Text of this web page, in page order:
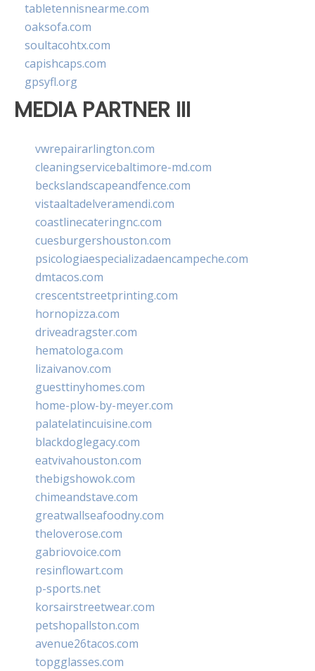
tabletennisnearme.com
oaksofa.com
soultacohtx.com
capishcaps.com
gpsyfl.org
MEDIA PARTNER III
vwrepairarlington.com
cleaningservicebaltimore-md.com
beckslandscapeandfence.com
vistaaltadelveramendi.com
coastlinecateringnc.com
cuesburgershouston.com
psicologiaespecializadaencampeche.com
dmtacos.com
crescentstreetprinting.com
hornopizza.com
driveadragster.com
hematologa.com
lizaivanov.com
guesttinyhomes.com
home-plow-by-meyer.com
palatelatincuisine.com
blackdoglegacy.com
eatvivahouston.com
thebigshowok.com
chimeandstave.com
greatwallseafoodny.com
theloverose.com
gabriovoice.com
resinflowart.com
p-sports.net
korsairstreetwear.com
petshopallston.com
avenue26tacos.com
topgglasses.com